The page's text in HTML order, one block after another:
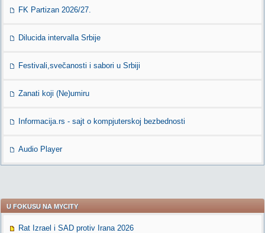
FK Partizan 2026/27.
Dilucida intervalla Srbije
Festivali,svečanosti i sabori u Srbiji
Zanati koji (Ne)umiru
Informacija.rs - sajt o kompjuterskoj bezbednosti
Audio Player
U FOKUSU NA MYCITY
Rat Izrael i SAD protiv Irana 2026